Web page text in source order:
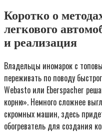
Коротко о
легкового
и реализация
Владельцы иномарок с
переживать по поводу
Webasto или Eberspacher
корню». Немного сложнее
скромных машин, здесь
обогреватель для создания